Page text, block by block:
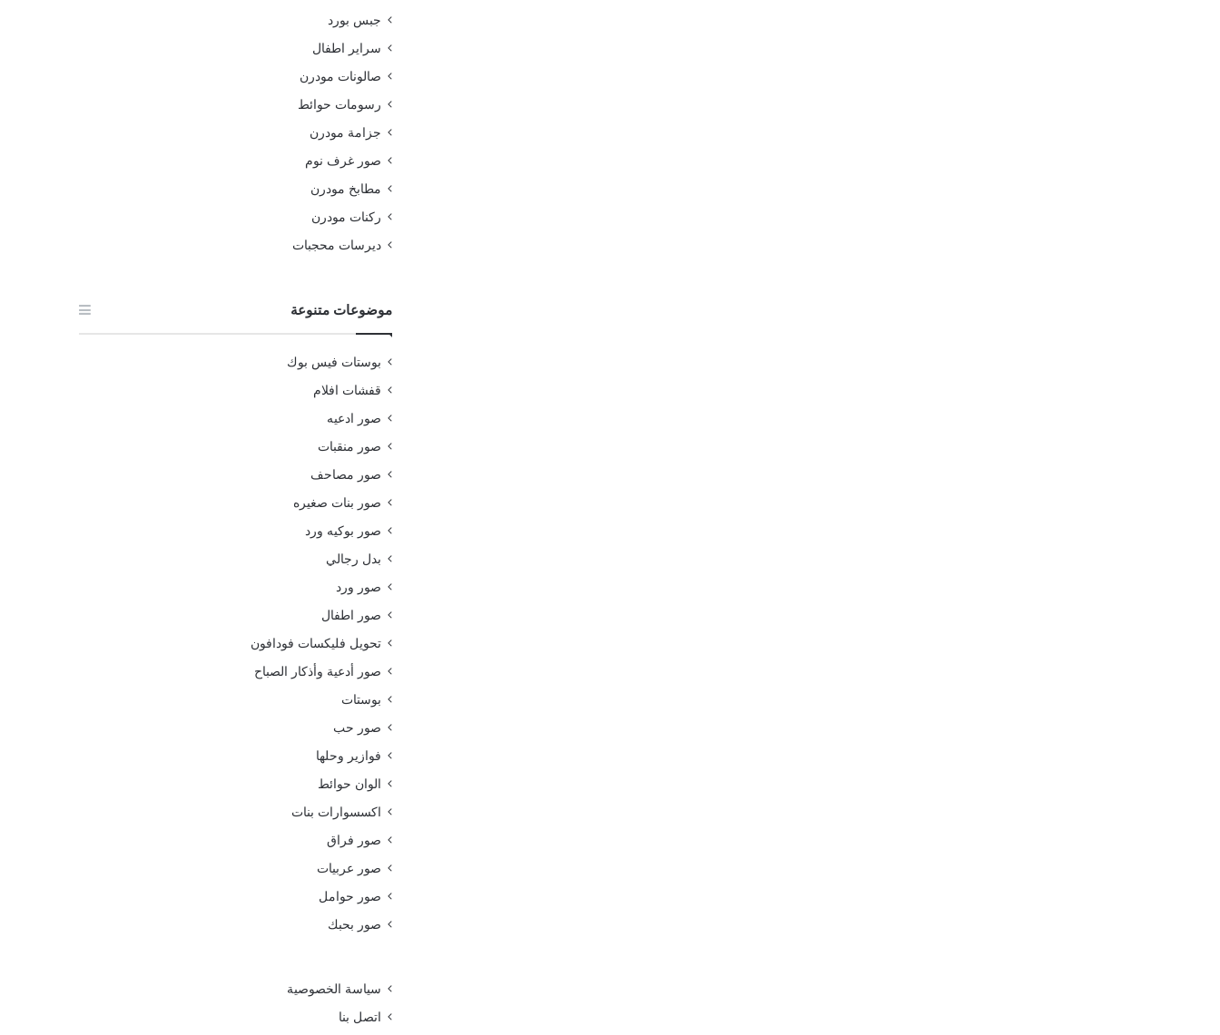
جبس بورد
سراير اطفال
صالونات مودرن
رسومات حوائط
جزامة مودرن
صور غرف نوم
مطابخ مودرن
ركنات مودرن
ديرسات محجبات
موضوعات متنوعة
بوستات فيس بوك
قفشات افلام
صور ادعيه
صور منقبات
صور مصاحف
صور بنات صغيره
صور بوكيه ورد
بدل رجالي
صور ورد
صور اطفال
تحويل فليكسات فودافون
صور أدعية وأذكار الصباح
بوستات
صور حب
فوازير وحلها
الوان حوائط
اكسسوارات بنات
صور فراق
صور عربيات
صور حوامل
صور بحبك
سياسة الخصوصية
اتصل بنا